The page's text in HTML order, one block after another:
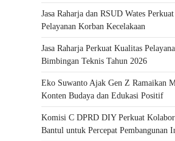
Jasa Raharja dan RSUD Wates
Pelayanan Korban Kecelakaan
Jasa Raharja Perkuat Kualitas
Bimbingan Teknis Tahun 2026
Eko Suwanto Ajak Gen Z Ramaikan
Konten Budaya dan Edukasi Positif
Komisi C DPRD DIY Perkuat
Bantul untuk Percepat Pembangunan